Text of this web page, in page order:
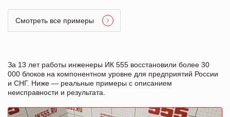
Смотреть все примеры
За 13 лет работы инженеры ИК 555 восстановили более 30
000 блоков на компонентном уровне для предприятий России
и СНГ. Ниже — реальные примеры с описанием
неисправности и результата.